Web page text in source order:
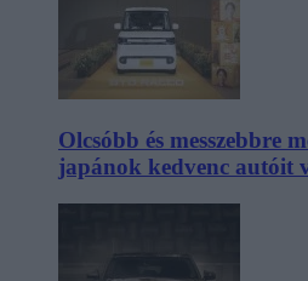
Olcsóbb és messzebbre
japánok kedvenc autóit